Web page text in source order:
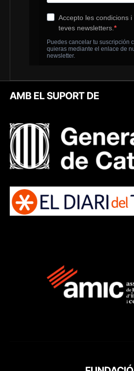
AMB EL SUPORT DE